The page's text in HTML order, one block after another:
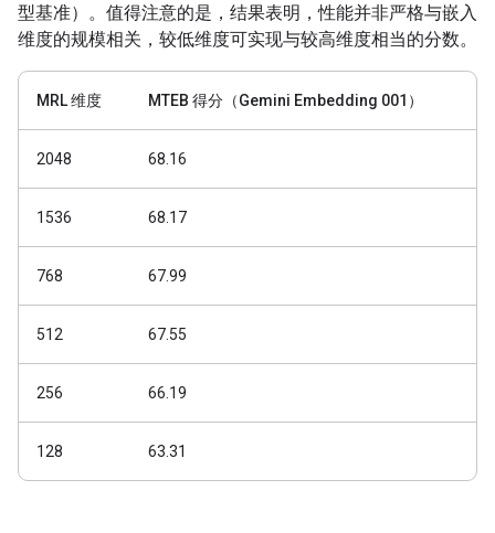
型基准）。值得注意的是，结果表明，性能并非严格与嵌入
维度的规模相关，较低维度可实现与较高维度相当的分数。
MRL 维度 MTEB 得分（Gemini Embedding 001）
2048 68.16
1536 68.17
768 67.99
512 67.55
256 66.19
128 63.31